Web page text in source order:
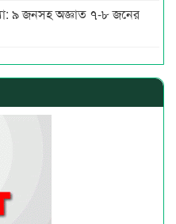
৯ জনসহ অজ্ঞাত ৭-৮ জনের